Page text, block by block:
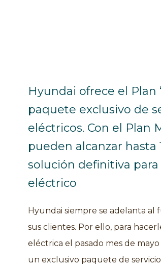
Hyundai ofrece el Plan
paquete exclusivo de
eléctricos. Con el Plan
pueden alcanzar hasta
solución definitiva
eléctrico
Hyundai siempre se adelanta al
sus clientes. Por ello, para
eléctrica el pasado mes de
un exclusivo paquete de